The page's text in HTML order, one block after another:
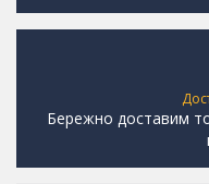
Бережно доставим